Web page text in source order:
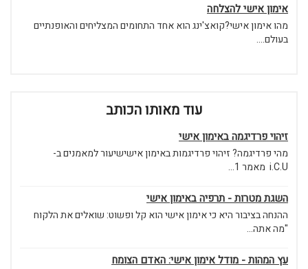
אימון אישי להצלחה
מהו אימון אישי?קואצ'ינג הוא אחד התחומים המצליחים והאופנתיים
בעולם....
עוד מאותו הכותב
זיהוי פרדיגמה באימון אישי
מהי פרדיגמה? זיהוי פרדיגמות באימון אישישיעור למאמנים ב-
i.C.U מאמר 1...
השגת מטרות - תרפיה באימון אישי
ההנחה בציבור היא כי אימון אישי הוא קל ופשוט: שואלים את הלקוח
"מה אתה...
עץ המהות - מודל אימון אישי: האדם הצומח